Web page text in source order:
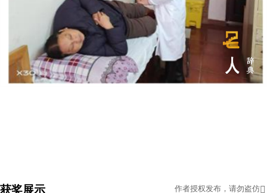
获奖展示 作者授权发布，请勿盗仿